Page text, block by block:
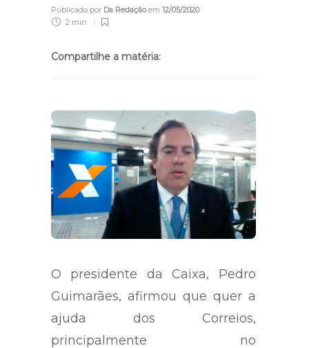
Publicado por Da Redaçãoem 12/05/2020
2 min
Compartilhe a matéria:
O presidente da Caixa, Pedro
Guimarães, afirmou que quer a
ajuda dos Correios,
principalmente no